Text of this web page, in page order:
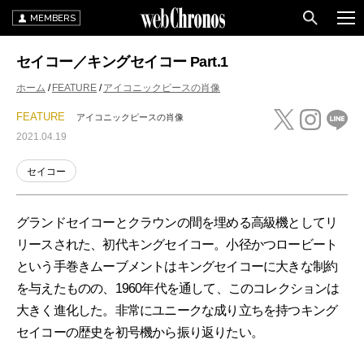
MEMBERS
セイコー／キングセイコー Part.1
ホーム FEATURE アイコニックピースの肖像
FEATURE アイコニックピースの肖像
2021.04.19
セイコー
グランドセイコーとクラウンの間を埋める高級機としてリ
リースされた、初代キングセイコー。小径かつロービート
という手巻きムーブメントはキングセイコーに大きな制約
を与えたものの、1960年代を通して、このコレクションは
大きく進化した。非常にユニークな成り立ちを持つキング
セイコーの歴史を初号機から振り返りたい。